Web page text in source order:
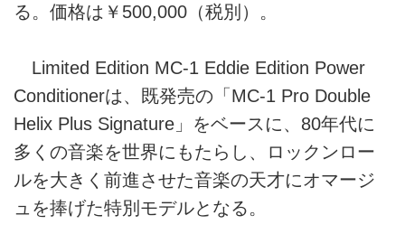
る。価格は￥500,000（税別）。
Limited Edition MC-1 Eddie Edition Power
Conditionerは、既発売の「MC-1 Pro Double
Helix Plus Signature」をベースに、80年代に
多くの音楽を世界にもたらし、ロックンロー
ルを大きく前進させた音楽の天才にオマージ
ュを捧げた特別モデルとなる。